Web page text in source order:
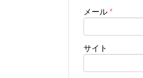
メール *
サイト